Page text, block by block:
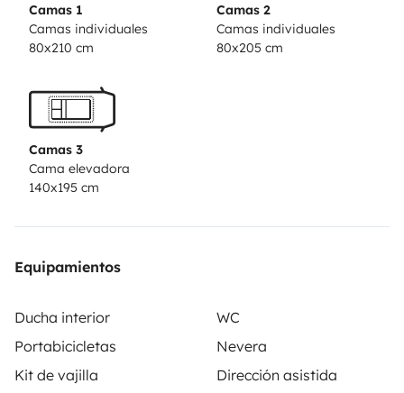
Standplatz unter Bäumen kein Problem ist. Der
Camper ist komplett ausgestattet: Besteck, Geschirr,
div. Stromkabel und auch WC-Chemie. Für
Wintercamping ist er nicht vorgesehen und hat
dementsprechend auch keine Winterreifen. Vor einer
Vermietung würden wir Euch gerne persönlich
verbinden. Eine Vermietung erfolgt aus Rechtsgründen
Deutschland.Vor dem Start gibt es eine umfassende
Nichtraucherfahrzeug. Die Teilnahme an Festivals und
Massenveranstaltungen ist ebenso nicht erlaubt wie
Reisen außerhalb Westeuropas.Während der NRW-
Camas 1
Camas individuales
80x210 cm
Camas 2
Camas individuales
80x205 cm
Camas 3
Cama elevadora
140x195 cm
Equipamientos
Ducha interior
WC
Portabicicletas
Nevera
Kit de vajilla
Dirección asistida